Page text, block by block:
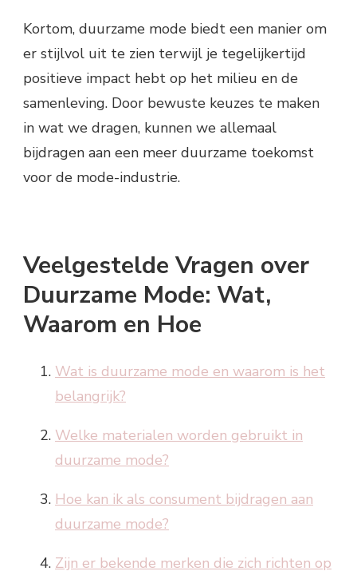
Kortom, duurzame mode biedt een manier om
er stijlvol uit te zien terwijl je tegelijkertijd
positieve impact hebt op het milieu en de
samenleving. Door bewuste keuzes te maken
in wat we dragen, kunnen we allemaal
bijdragen aan een meer duurzame toekomst
voor de mode-industrie.
Veelgestelde Vragen over
Duurzame Mode: Wat,
Waarom en Hoe
Wat is duurzame mode en waarom is het
belangrijk?
Welke materialen worden gebruikt in
duurzame mode?
Hoe kan ik als consument bijdragen aan
duurzame mode?
Zijn er bekende merken die zich richten op